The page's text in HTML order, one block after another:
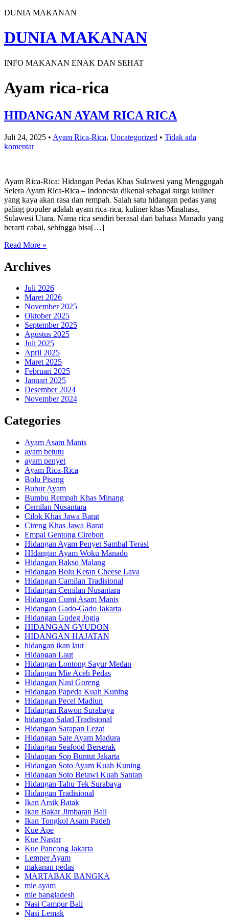
DUNIA MAKANAN
DUNIA MAKANAN
INFO MAKANAN ENAK DAN SEHAT
Ayam rica-rica
HIDANGAN AYAM RICA RICA
Juli 24, 2025 • Ayam Rica-Rica, Uncategorized • Tidak ada
komentar
Ayam Rica-Rica: Hidangan Pedas Khas Sulawesi yang Menggugah
Selera Ayam Rica-Rica – Indonesia dikenal sebagai surga kuliner
yang kaya akan rasa dan rempah. Salah satu hidangan pedas yang
paling populer adalah ayam rica-rica, kuliner khas Minahasa,
Sulawesi Utara. Nama rica sendiri berasal dari bahasa Manado yang
berarti cabai, sehingga bisa[…]
Read More »
Archives
Juli 2026
Maret 2026
November 2025
Oktober 2025
September 2025
Agustus 2025
Juli 2025
April 2025
Maret 2025
Februari 2025
Januari 2025
Desember 2024
November 2024
Categories
Ayam Asam Manis
ayam betutu
ayam penyet
Ayam Rica-Rica
Bolu Pisang
Bubur Ayam
Bumbu Rempah Khas Minang
Cemilan Nusantara
Cilok Khas Jawa Barat
Cireng Khas Jawa Barat
Empal Gentong Cirebon
Hidangan Ayam Penyet Sambal Terasi
HIdangan Ayam Woku Manado
Hidangan Bakso Malang
Hidangan Bolu Ketan Cheese Lava
Hidangan Camilan Tradisional
Hidangan Cemilan Nusantara
Hidangan Cumi Asam Manis
Hidangan Gado-Gado Jakarta
Hidangan Gudeg Jogja
HIDANGAN GYUDON
HIDANGAN HAJATAN
hidangan ikan laut
Hidangan Laut
Hidangan Lontong Sayur Medan
Hidangan Mie Aceh Pedas
Hidangan Nasi Goreng
Hidangan Papeda Kuah Kuning
Hidangan Pecel Madiun
Hidangan Rawon Surabaya
hidangan Salad Tradisional
Hidangan Sarapan Lezat
Hidangan Sate Ayam Madura
Hidangan Seafood Berserak
Hidangan Sop Buntut Jakarta
Hidangan Soto Ayam Kuah Kuning
Hidangan Soto Betawi Kuah Santan
Hidangan Tahu Tek Surabaya
Hidangan Tradisional
Ikan Arsik Batak
Ikan Bakar Jimbaran Bali
Ikan Tongkol Asam Padeh
Kue Ape
Kue Nastar
Kue Pancong Jakarta
Lemper Ayam
makanan pedas
MARTABAK BANGKA
mie ayam
mie bangladesh
Nasi Campur Bali
Nasi Lemak